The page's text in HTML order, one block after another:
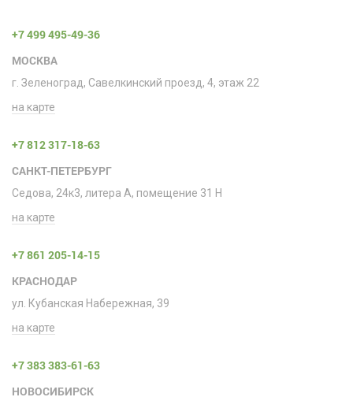
+7 499 495-49-36
МОСКВА
г. Зеленоград, Савелкинский проезд, 4, этаж 22
на карте
+7 812 317-18-63
САНКТ-ПЕТЕРБУРГ
Седова, 24к3, литера А, помещение 31 H
на карте
+7 861 205-14-15
КРАСНОДАР
ул. Кубанская Набережная, 39
на карте
+7 383 383-61-63
НОВОСИБИРСК